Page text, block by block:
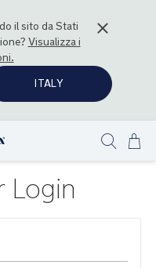
il sito daStati
Visualizza i
ITALY
Login